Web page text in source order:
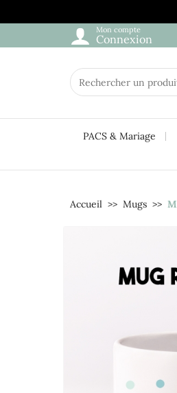
Mon compte
Connexion
PACS & Mariage
Accueil Mugs